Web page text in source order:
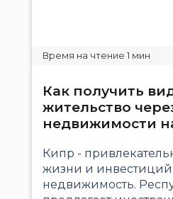
Как получить
жительство
недвижимости
Кипр -
жизни и инвестиций
недвижимость.